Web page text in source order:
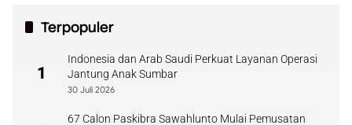
Terpopuler
1
Indonesia dan Arab Saudi Perkuat Layanan Operasi
Jantung Anak Sumbar
30 Juli 2026
67 Calon Paskibra Sawahlunto Mulai Pemusatan